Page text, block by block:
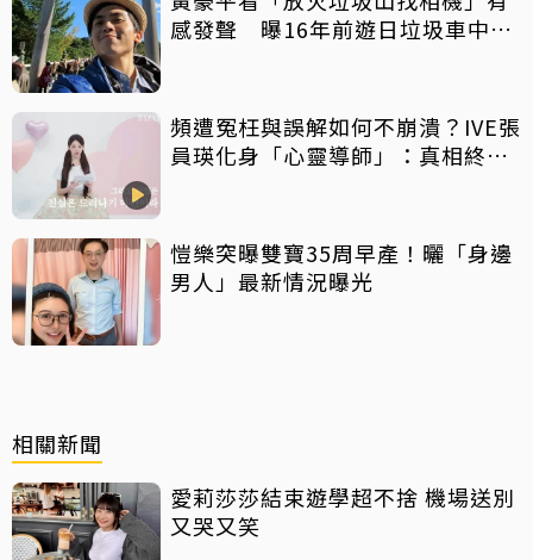
感發聲 曝16年前遊日垃圾車中含
頻遭冤枉與誤解如何不崩潰？IVE張
員瑛化身「心靈導師」：真相終會
愷樂突曝雙寶35周早產！曬「身邊
男人」最新情況曝光
相關新聞
愛莉莎莎結束遊學超不捨 機場送別
又哭又笑